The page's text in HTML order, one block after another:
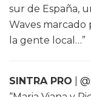
sur de España,
Waves marcado
la gente local…”
SINTRA PRO